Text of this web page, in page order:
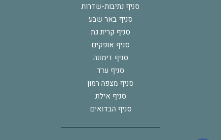
סניף נתיבות-שדרות
סניף באר שבע
סניף קרית גת
סניף אופקים
סניף דימונה
סניף ערד
סניף מצפה רמון
סניף אילת
סניף הבדואים